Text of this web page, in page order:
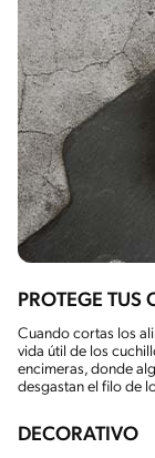
PROTEGE TUS
Cuando cortas los
vida útil de los
encimeras, donde
desgastan el filo de
DECORATIVO